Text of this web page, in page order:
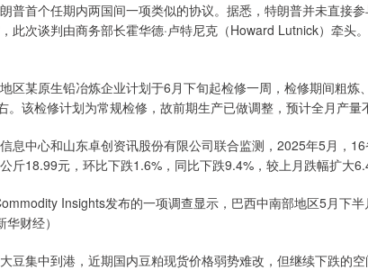
普首个任期内两国间一项类似的协议。据悉，特朗普并未直接
此次谈判由商务部长霍华德·卢特尼克（Howard Lutnick）牵头。
某原生铅冶炼企业计划于6月下旬起检修一周，检修期间粗炼
。该检修计划为常规检修，故前期生产已做调整，预计全月产量
中心和山东卓创资讯股份有限公司联合监测，2025年5月，16
斤18.99元，环比下跌1.6%，同比下跌9.4%，较上月跌幅扩大
Insights发布的一项调查显示，巴西中南部地区5月下半
财经）
集中到港，近期国内豆粕现货价格弱势难改，但继续下跌的